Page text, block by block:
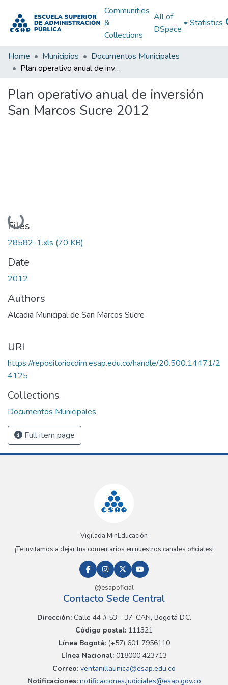
Communities
&
Collections
All of
DSpace
Statistics
Home Municipios
Documentos Municipales
Plan operativo anual de inversión San Marcos Sucre 2012
Plan operativo anual de inversión
San Marcos Sucre 2012
Loading...
Files
28582-1.xls (70 KB)
Date
2012
Authors
Alcadia Municipal de San Marcos Sucre
URI
https://repositoriocdim.esap.edu.co/handle/20.500.14471/2
4125
Collections
Documentos Municipales
Full item page
Vigilada MinEducación
¡Te invitamos a dejar tus comentarios en nuestros canales oficiales!
@esapoficial
Contacto Sede Central
Dirección:Calle 44 # 53 - 37, CAN, Bogotá D.C.
Código postal: 111321
Línea Bogotá:(+57) 601 7956110
Línea Nacional: 018000 423713
Correo: ventanillaunica@esap.edu.co
Notificaciones:notificaciones.judiciales@esap.gov.co